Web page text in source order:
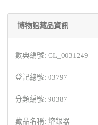
博物館藏品資訊
數典編號: CL_0031249
登記總號: 03797
分類編號: 90387
藏品名稱: 熔銀器